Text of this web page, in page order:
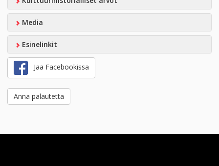
Media
Esinelinkit
Jaa Facebookissa
Anna palautetta